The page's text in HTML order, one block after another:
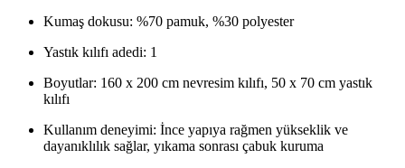
Kumaş dokusu: %70 pamuk, %30 polyester
Yastık kılıfı adedi: 1
Boyutlar: 160 x 200 cm nevresim kılıfı, 50 x 70 cm yastık
kılıfı
Kullanım deneyimi: İnce yapıya rağmen yükseklik ve
dayanıklılık sağlar, yıkama sonrası çabuk kuruma